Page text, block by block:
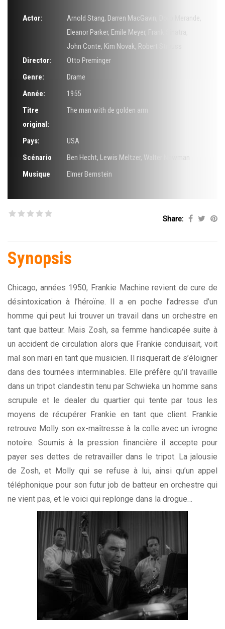
Actor: Arnold Stang, Darren MacGavin Doro Merande,
Eleanor Parker, Emile Meyer, Frank Sinatra
John Conte, Kim Novak, Robert Strauss
Director:
Otto Preminger
Genre:
Drame
Année:
1955
Titre
original:
The man with de golden arm
Pays:
USA
Scénario
Ben Hecht, Lewis Meltzer, Walter Newman
Musique
Elmer Bernstein
Share:
Synopsis
Chicago, années 1950, Frankie Machine revient de cure de
désintoxication à l’héroïne. Il a en poche l’adresse d’un
homme qui peut lui trouver un travail dans un orchestre en
tant que batteur. Mais Zosh, sa femme handicapée suite à
un accident de circulation alors que Frankie conduisait, voit
mal son mari en tant que musicien. Il risquerait de s’éloigner
dans des tournées interminables. Elle préfère qu’il travaille
dans un tripot clandestin tenu par Schwieka un homme sans
scrupule et le dealer du quartier qui tente par tous les
moyens de récupérer Frankie en tant que client. Frankie
retrouve Molly son ex-maîtresse à la colle avec un ivrogne
notoire. Soumis à la pression financière il accepte pour
payer ses dettes de retravailler dans le tripot. La jalousie
de Zosh, et Molly qui se refuse à lui, ainsi qu’un appel
téléphonique pour son futur job de batteur en orchestre qui
ne vient pas, et le voici qui replonge dans la drogue…